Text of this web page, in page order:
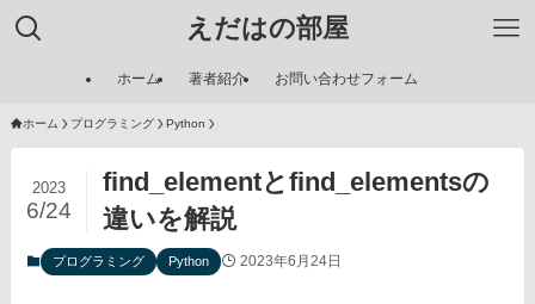
えだはの部屋
ホーム 著者紹介 お問い合わせフォーム
ホーム プログラミング Python
find_elementとfind_elementsの
違いを解説
2023
6/24
プログラミング Python 2023年6月24日